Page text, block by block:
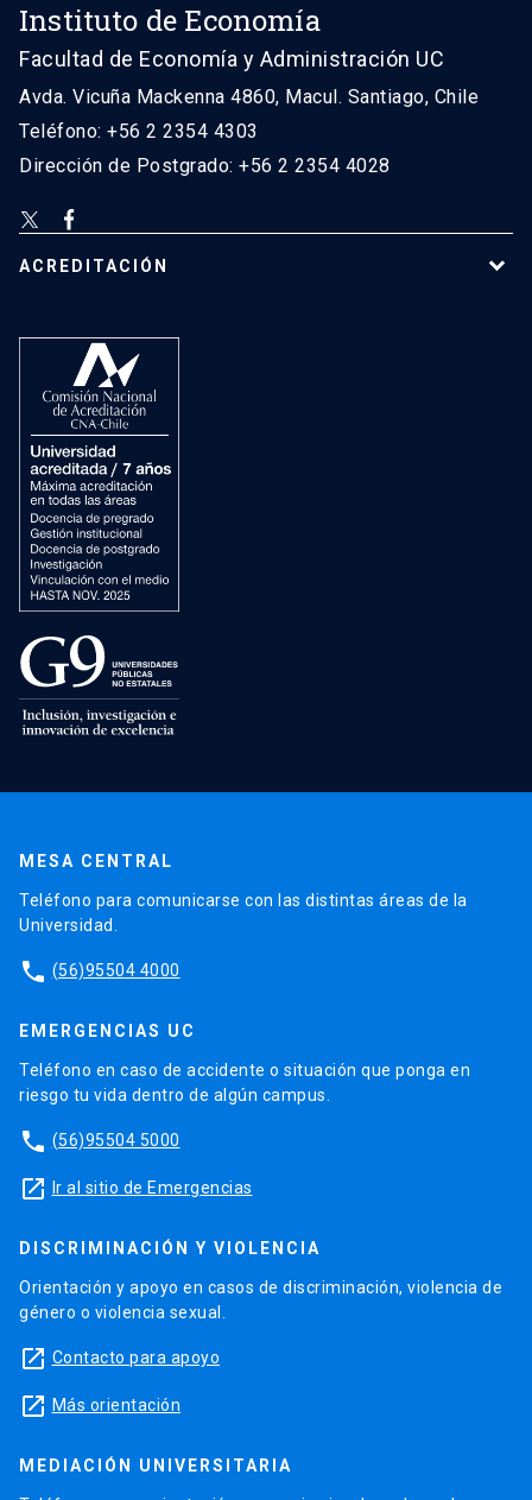
Instituto de Economía
Facultad de Economía y Administración UC
Avda. Vicuña Mackenna 4860, Macul. Santiago, Chile
Teléfono: +56 2 2354 4303
Dirección de Postgrado: +56 2 2354 4028
ACREDITACIÓN
MESA CENTRAL
Teléfono para comunicarse con las distintas áreas de la
Universidad.
phone (56)95504 4000
EMERGENCIAS UC
Teléfono en caso de accidente o situación que ponga en
riesgo tu vida dentro de algún campus.
phone (56)95504 5000
launch Ir al sitio de Emergencias
DISCRIMINACIÓN Y VIOLENCIA
Orientación y apoyo en casos de discriminación, violencia de
género o violencia sexual.
launch Contacto para apoyo
launch Más orientación
MEDIACIÓN UNIVERSITARIA